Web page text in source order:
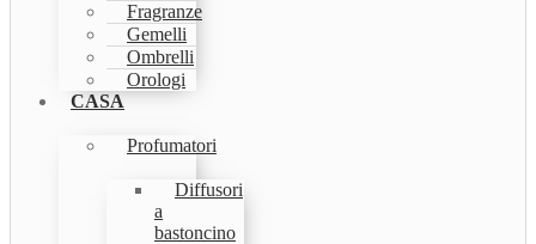
Fragranze
Gemelli
Ombrelli
Orologi
CASA
Profumatori
Diffusori
a
bastoncino